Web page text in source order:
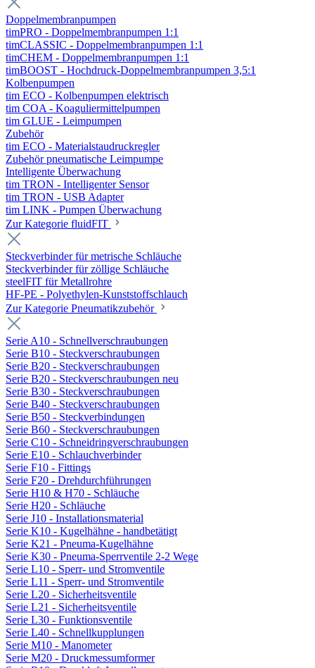
Doppelmembranpumpen
timPRO - Doppelmembranpumpen 1:1
timCLASSIC - Doppelmembranpumpen 1:1
timCHEM - Doppelmembranpumpen 1:1
timBOOST - Hochdruck-Doppelmembranpumpen 3,5:1
Kolbenpumpen
tim ECO - Kolbenpumpen elektrisch
tim COA - Koaguliermittelpumpen
tim GLUE - Leimpumpen
Zubehör
tim ECO - Materialstaudruckregler
Zubehör pneumatische Leimpumpe
Intelligente Überwachung
tim TRON - Intelligenter Sensor
tim TRON - USB Adapter
tim LINK - Pumpen Überwachung
Zur Kategorie fluidFIT
Steckverbinder für metrische Schläuche
Steckverbinder für zöllige Schläuche
steelFIT für Metallrohre
HF-PE - Polyethylen-Kunststoffschlauch
Zur Kategorie Pneumatikzubehör
Serie A10 - Schnellverschraubungen
Serie B10 - Steckverschraubungen
Serie B20 - Steckverschraubungen
Serie B20 - Steckverschraubungen neu
Serie B30 - Steckverschraubungen
Serie B40 - Steckverschraubungen
Serie B50 - Steckverbindungen
Serie B60 - Steckverschraubungen
Serie C10 - Schneidringverschraubungen
Serie E10 - Schlauchverbinder
Serie F10 - Fittings
Serie F20 - Drehdurchführungen
Serie H10 & H70 - Schläuche
Serie H20 - Schläuche
Serie J10 - Installationsmaterial
Serie K10 - Kugelhähne - handbetätigt
Serie K21 - Pneuma-Kugelhähne
Serie K30 - Pneuma-Sperrventile 2-2 Wege
Serie L10 - Sperr- und Stromventile
Serie L11 - Sperr- und Stromventile
Serie L20 - Sicherheitsventile
Serie L21 - Sicherheitsventile
Serie L30 - Funktionsventile
Serie L40 - Schnellkupplungen
Serie M10 - Manometer
Serie M20 - Druckmessumformer